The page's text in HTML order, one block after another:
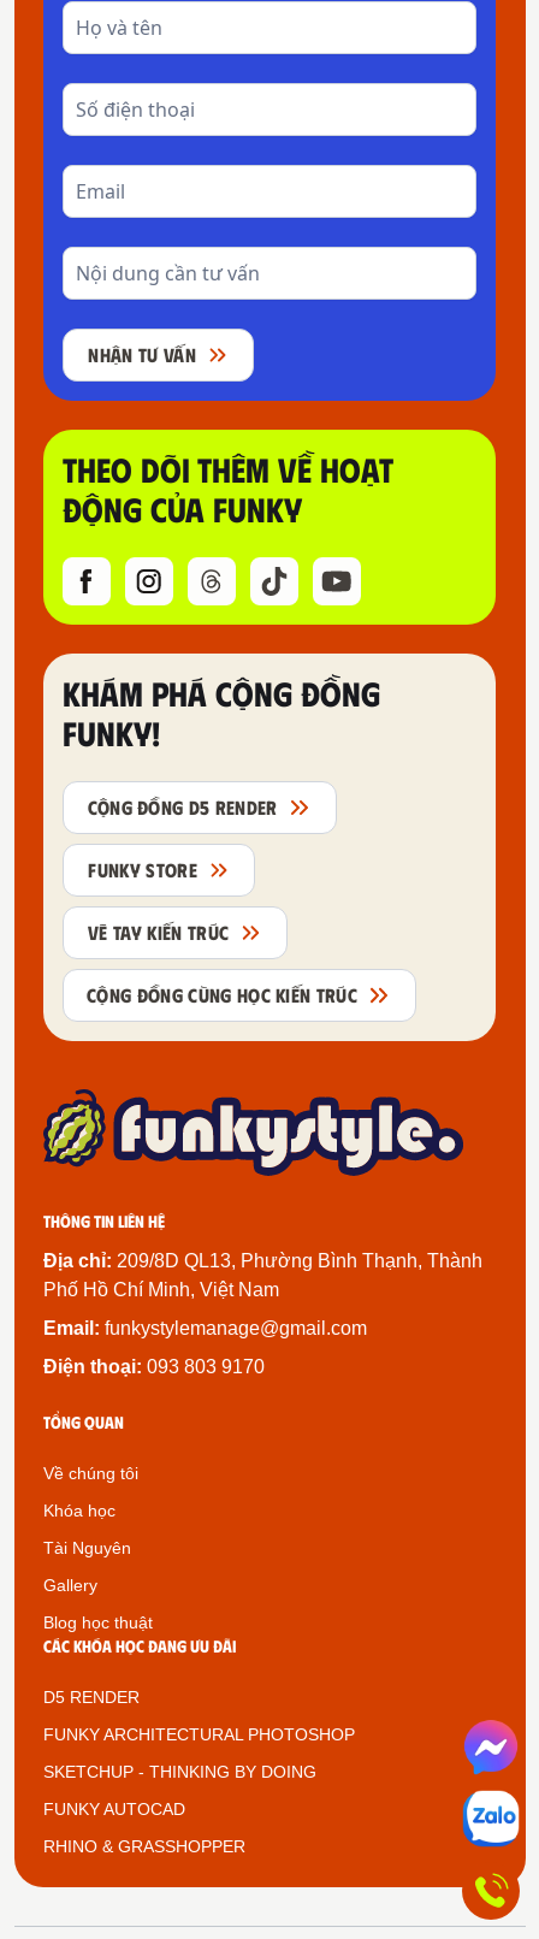
NHẬN TƯ VẤN
THEO DÕI THÊM VỀ HOẠT
ĐỘNG CỦA FUNKY
KHÁM PHÁ CỘNG ĐỒNG
FUNKY!
CỘNG ĐỒNG D5 RENDER
FUNKY STORE
VẼ TAY KIẾN TRÚC
CỘNG ĐỒNG CÙNG HỌC KIẾN TRÚC
Thông tin liên hệ
Địa chỉ: 209/8D QL13, Phường Bình Thạnh, Thành
Phố Hồ Chí Minh, Việt Nam
Email: funkystylemanage@gmail.com
Điện thoại: 093 803 9170
Tổng quan
Về chúng tôi
Khóa học
Tài Nguyên
Gallery
Blog học thuật
Các khóa học đang ưu đãi
D5 RENDER
FUNKY ARCHITECTURAL PHOTOSHOP
SKETCHUP - THINKING BY DOING
FUNKY AUTOCAD
RHINO & GRASSHOPPER